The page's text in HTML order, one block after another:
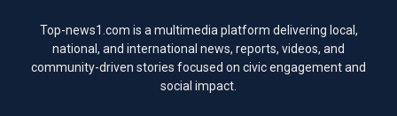
Top-news1.com is a multimedia platform delivering local,
national, and international news, reports, videos, and
community-driven stories focused on civic engagement and
social impact.